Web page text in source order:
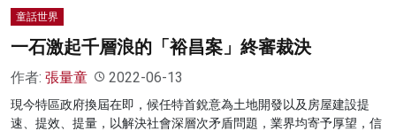
童話世界
一石激起千層浪的「裕昌案」終審裁決
作者: 張量童 2022-06-13
現今特區政府換屆在即，候任特首銳意為土地開發以及房屋建設提
速、提效、提量，以解決社會深層次矛盾問題，業界均寄予厚望，信